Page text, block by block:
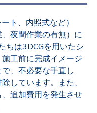
ト、内照式など）
夜間作業の有無）に
ちは3DCGを用いたシ
工前に完成イメージ
、不必要な手直し
しています。また、
追加費用を発生させ